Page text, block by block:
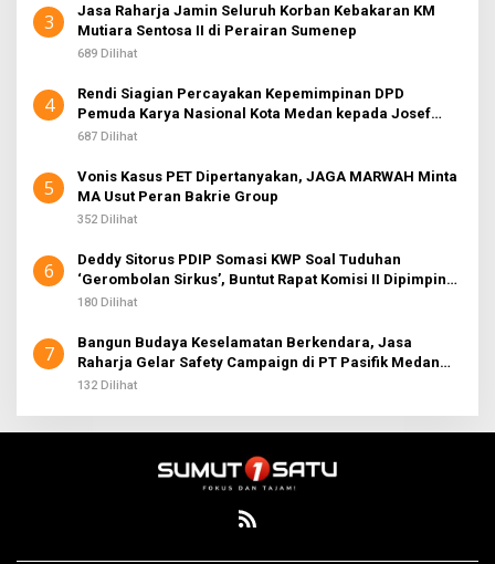
3
Jasa Raharja Jamin Seluruh Korban Kebakaran KM
Mutiara Sentosa II di Perairan Sumenep
689 Dilihat
4
Rendi Siagian Percayakan Kepemimpinan DPD
Pemuda Karya Nasional Kota Medan kepada Josef
Sembiring
687 Dilihat
5
Vonis Kasus PET Dipertanyakan, JAGA MARWAH Minta
MA Usut Peran Bakrie Group
352 Dilihat
6
Deddy Sitorus PDIP Somasi KWP Soal Tuduhan
‘Gerombolan Sirkus’, Buntut Rapat Komisi II Dipimpin
Sufmi Dasco Ahmad
180 Dilihat
7
Bangun Budaya Keselamatan Berkendara, Jasa
Raharja Gelar Safety Campaign di PT Pasifik Medan
Industri
132 Dilihat